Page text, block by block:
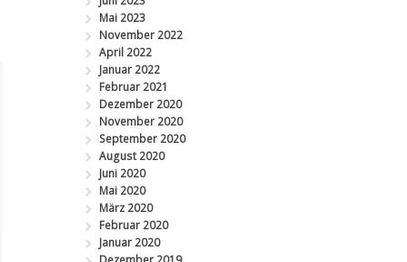
Mai 2023
November 2022
April 2022
Januar 2022
Februar 2021
Dezember 2020
November 2020
September 2020
August 2020
Juni 2020
Mai 2020
März 2020
Februar 2020
Januar 2020